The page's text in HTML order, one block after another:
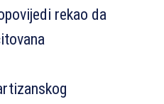
rekao da